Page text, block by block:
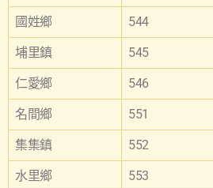
國姓鄉 544
埔里鎮 545
仁愛鄉 546
名間鄉 551
集集鎮 552
水里鄉 553